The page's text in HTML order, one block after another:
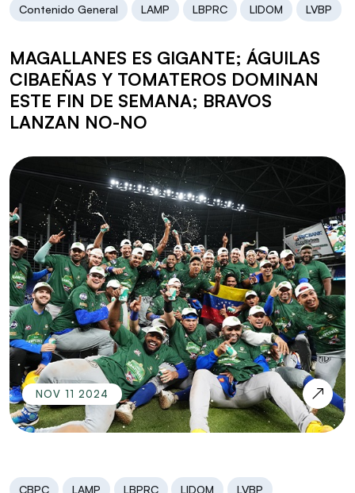
Contenido General LAMP LBPRC LIDOM LVBP
MAGALLANES ES GIGANTE; ÁGUILAS
CIBAEÑAS Y TOMATEROS DOMINAN
ESTE FIN DE SEMANA; BRAVOS
LANZAN NO-NO
NOV 11 2024
CBPC LAMP LBPRC LIDOM LVBP